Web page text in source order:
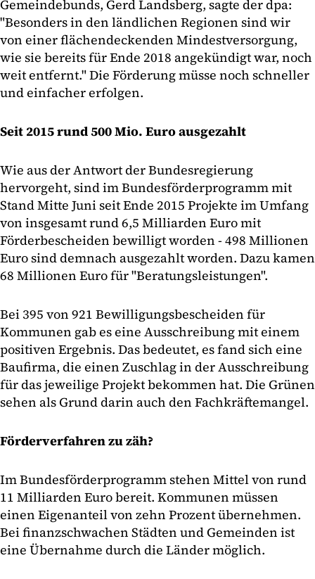
Gemeindebunds, Gerd Landsberg, sagte der dpa:
"Besonders in den ländlichen Regionen sind wir
von einer flächendeckenden Mindestversorgung,
wie sie bereits für Ende 2018 angekündigt war, noch
weit entfernt." Die Förderung müsse noch schneller
und einfacher erfolgen.
Seit 2015 rund 500 Mio. Euro ausgezahlt
Wie aus der Antwort der Bundesregierung
hervorgeht, sind im Bundesförderprogramm mit
Stand Mitte Juni seit Ende 2015 Projekte im Umfang
von insgesamt rund 6,5 Milliarden Euro mit
Förderbescheiden bewilligt worden - 498 Millionen
Euro sind demnach ausgezahlt worden. Dazu kamen
68 Millionen Euro für "Beratungsleistungen".
Bei 395 von 921 Bewilligungsbescheiden für
Kommunen gab es eine Ausschreibung mit einem
positiven Ergebnis. Das bedeutet, es fand sich eine
Baufirma, die einen Zuschlag in der Ausschreibung
für das jeweilige Projekt bekommen hat. Die Grünen
sehen als Grund darin auch den Fachkräftemangel.
Förderverfahren zu zäh?
Im Bundesförderprogramm stehen Mittel von rund
11 Milliarden Euro bereit. Kommunen müssen
einen Eigenanteil von zehn Prozent übernehmen.
Bei finanzschwachen Städten und Gemeinden ist
eine Übernahme durch die Länder möglich.